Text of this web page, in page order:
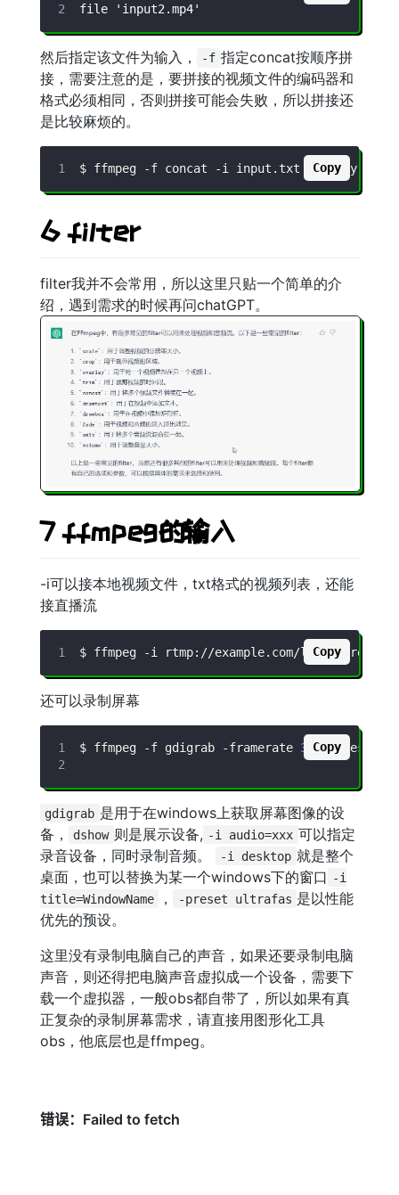
然后指定该文件为输入， -f 指定concat按顺序拼
接，需要注意的是，要拼接的视频文件的编码器和
格式必须相同，否则拼接可能会失败，所以拼接还
是比较麻烦的。
$ ffmpeg -f concat -i input.txt -c
Copy
6 filter
filter我并不会常用，所以这里只贴一个简单的介
绍，遇到需求的时候再问chatGPT。
7 ffmpeg的输入
-i可以接本地视频文件，txt格式的视频列表，还能
接直播流
$ ffmpeg -i rtmp://example.com/live/stream
Copy
还可以录制屏幕
$ ffmpeg -f gdigrab -framerate 30 -i desktop
Copy
gdigrab 是用于在windows上获取屏幕图像的设
备，
dshow 则是展示设备, -i audio=xxx 可以指定
录音设备，同时录制音频。
-i desktop 就是整个
桌面，也可以替换为某一个windows下的窗口 -i
title=WindowName
， -preset ultrafas 是以性能
优先的预设。
这里没有录制电脑自己的声音，如果还要录制电脑
声音，则还得把电脑声音虚拟成一个设备，需要下
载一个虚拟器，一般obs都自带了，所以如果有真
正复杂的录制屏幕需求，请直接用图形化工具
obs，他底层也是ffmpeg。